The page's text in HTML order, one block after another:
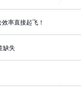
效率直接起飞！
缺失